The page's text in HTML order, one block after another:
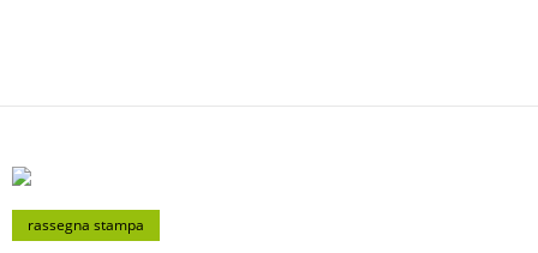
rassegna stampa